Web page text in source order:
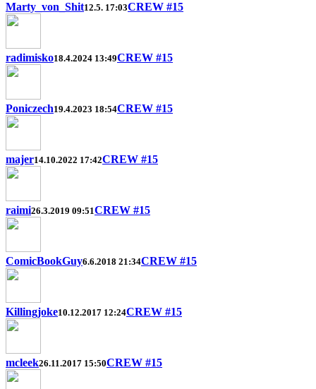
Marty_von_Shit12.5. 17:03CREW #15
radimisko18.4.2024 13:49CREW #15
Poniczech19.4.2023 18:54CREW #15
majer14.10.2022 17:42CREW #15
raimi26.3.2019 09:51CREW #15
ComicBookGuy6.6.2018 21:34CREW #15
Killingjoke10.12.2017 12:24CREW #15
mcleek26.11.2017 15:50CREW #15